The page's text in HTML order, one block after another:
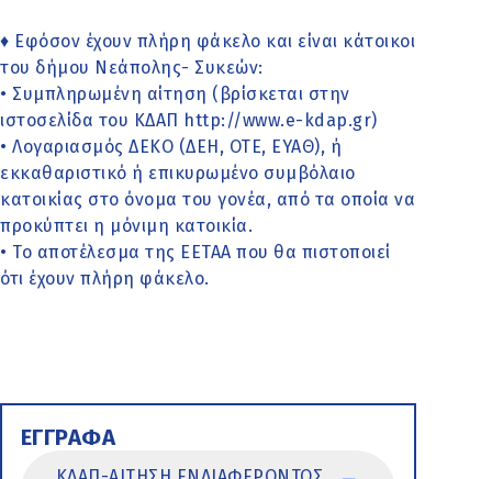
♦ Εφόσον έχουν πλήρη φάκελο και είναι κάτοικοι
του δήμου Νεάπολης- Συκεών:
• Συμπληρωμένη αίτηση (βρίσκεται στην
ιστοσελίδα του ΚΔΑΠ http://www.e-kdap.gr)
• Λογαριασμός ΔΕΚΟ (ΔΕΗ, ΟΤΕ, ΕΥΑΘ), ή
εκκαθαριστικό ή επικυρωμένο συμβόλαιο
κατοικίας στο όνομα του γονέα, από τα οποία να
προκύπτει η μόνιμη κατοικία.
• Το αποτέλεσμα της ΕΕΤΑΑ που θα πιστοποιεί
ότι έχουν πλήρη φάκελο.
ΕΓΓΡΑΦΑ